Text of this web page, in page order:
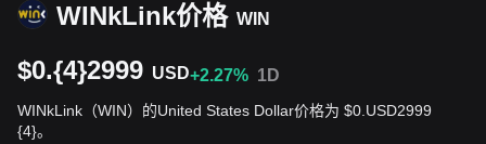
WINkLink价格 WIN
$0.{4}2999 USD+2.27% 1D
WINkLink（WIN）的United States Dollar价格为 $0.USD2999
{4}。